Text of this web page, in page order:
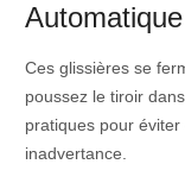
Ces glissières se
poussez le tiroir
pratiques pour
inadvertance.